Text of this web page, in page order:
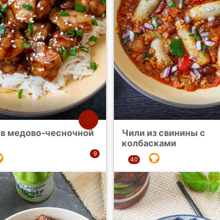
медово-чесночной
Чили из свинины с
колбасками